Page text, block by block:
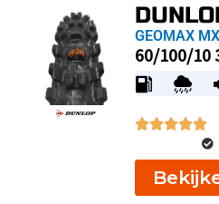
GEOMAX
60/100/10